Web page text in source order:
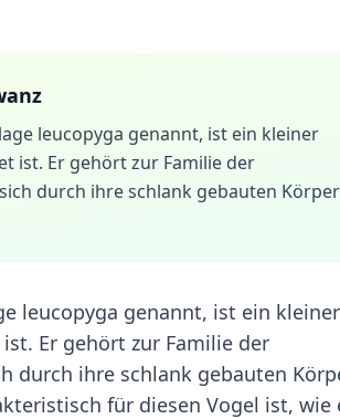
leucopyga genannt, ist ein kleiner
ist. Er gehört zur Familie der
durch ihre schlank gebauten Körper
leucopyga genannt, ist ein kleiner
Er gehört zur Familie der
durch ihre schlank gebauten
für diesen Vogel ist, wie